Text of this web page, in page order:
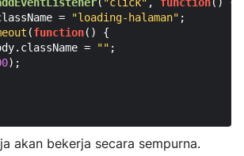
( "click" , function( ) {
= "loading-halaman" ;
(function( ) {
className = "" ;
);
akan bekerja secara sempurna.